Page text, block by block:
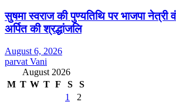
सुषमा स्वराज की पुण्यतिथि पर भाजपा नेत्री
अर्पित की श्रद्धांजलि
August 6, 2026
parvat Vani
August 2026
M T W T F S
S
1
2